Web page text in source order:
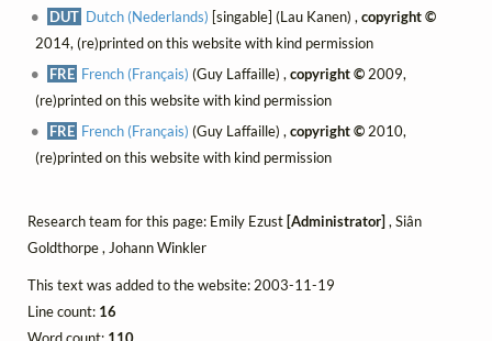
DUT Dutch (Nederlands) [singable] (Lau Kanen) ,copyright ©
2014, (re)printed on this website with kind permission
FRE French (Français) (Guy Laffaille) ,copyright © 2009,
(re)printed on this website with kind permission
FRE French (Français) (Guy Laffaille) ,copyright © 2010,
(re)printed on this website with kind permission
Research team for this page: Emily Ezust [Administrator] , Siân
Goldthorpe , Johann Winkler
This text was added to the website: 2003-11-19
Line count: 16